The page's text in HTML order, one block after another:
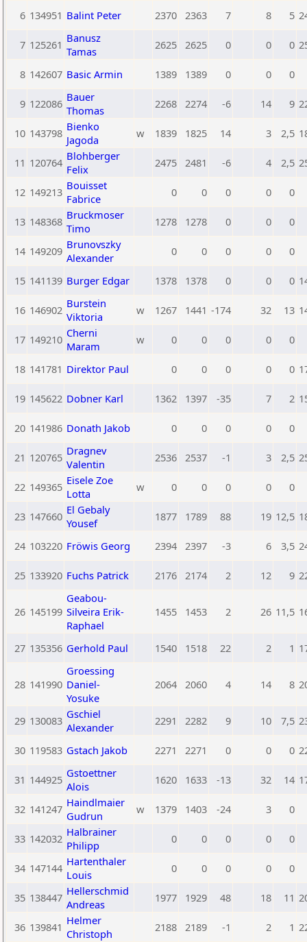
6 134951 Balint Peter 2370 2363 7 8 5
7 125261 Banusz
Tamas
2625 2625 0 0 0
8 142607 Basic Armin 1389 1389 0 0 0
9 122086 Bauer
Thomas
2268 2274 -6 14 9
10 143798 Bienko
Jagoda
w 1839 1825 14 3 2,5
11 120764 Blohberger
Felix
2475 2481 -6 4 2,5
12 149213 Bouisset
Fabrice
0 0 0 0 0
13 148368 Bruckmoser
Timo
1278 1278 0 0 0
14 149209 Brunovszky
Alexander
0 0 0 0 0
15 141139 Burger Edgar 1378 1378 0 0 0
16 146902 Burstein
Viktoria
w 1267 1441 -174 32 13
17 149210 Cherni
Maram
w 0 0 0 0 0
18 141781 Direktor Paul 0 0 0 0 0
19 145622 Dobner Karl 1362 1397 -35 7 2
20 141986 Donath Jakob 0 0 0 0 0
21 120765 Dragnev
Valentin
2536 2537 -1 3 2,5
22 149365 Eisele Zoe
Lotta
w 0 0 0 0 0
23 147660 El Gebaly
Yousef
1877 1789 88 19 12,5
24 103220 Fröwis Georg 2394 2397 -3 6 3,5
25 133920 Fuchs Patrick 2176 2174 2 12 9
26 145199
Geabou-
Silveira Erik-
Raphael
1455 1453 2 26 11,5
27 135356 Gerhold Paul 1540 1518 22 2 1
28 141990
Groessing
Daniel-
Yosuke
2064 2060 4 14 8
29 130083 Gschiel
Alexander
2291 2282 9 10 7,5
30 119583 Gstach Jakob 2271 2271 0 0 0
31 144925 Gstoettner
Alois
1620 1633 -13 32 14
32 141247 Haindlmaier
Gudrun
w 1379 1403 -24 3 0
33 142032 Halbrainer
Philipp
0 0 0 0 0
34 147144 Hartenthaler
Louis
0 0 0 0 0
35 138447 Hellerschmid
Andreas
1977 1929 48 18 11
36 139841 Helmer
Christoph
2188 2189 -1 2 1